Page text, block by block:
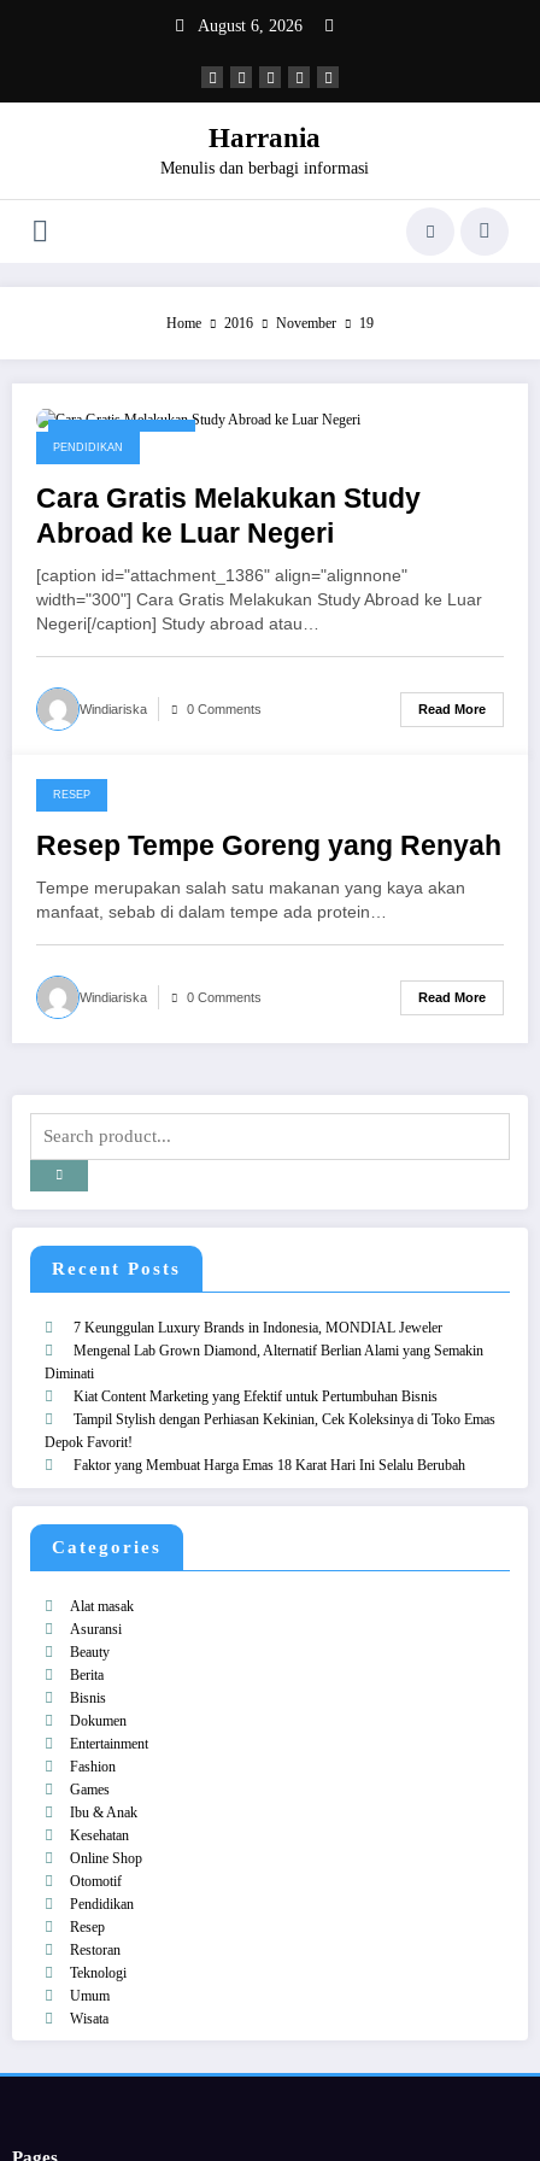
August 6, 2026
Harrania
Menulis dan berbagi informasi
Home 2016 November 19
PENDIDIKAN
Cara Gratis Melakukan Study
Abroad ke Luar Negeri
[caption id="attachment_1386" align="alignnone"
width="300"] Cara Gratis Melakukan Study Abroad ke Luar
Negeri[/caption] Study abroad atau…
Windiariska 0 Comments Read More
November 19, 2016
RESEP
Resep Tempe Goreng yang Renyah
Tempe merupakan salah satu makanan yang kaya akan
manfaat, sebab di dalam tempe ada protein…
Windiariska 0 Comments Read More
Recent Posts
7 Keunggulan Luxury Brands in Indonesia, MONDIAL Jeweler
Mengenal Lab Grown Diamond, Alternatif Berlian Alami yang Semakin
Diminati
Kiat Content Marketing yang Efektif untuk Pertumbuhan Bisnis
Tampil Stylish dengan Perhiasan Kekinian, Cek Koleksinya di Toko Emas
Depok Favorit!
Faktor yang Membuat Harga Emas 18 Karat Hari Ini Selalu Berubah
Categories
Alat masak
Asuransi
Beauty
Berita
Bisnis
Dokumen
Entertainment
Fashion
Games
Ibu & Anak
Kesehatan
Online Shop
Otomotif
Pendidikan
Resep
Restoran
Teknologi
Umum
Wisata